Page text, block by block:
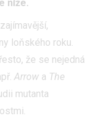
níže.
loňského roku.
že se nejedná
Arrow a The
mutanta